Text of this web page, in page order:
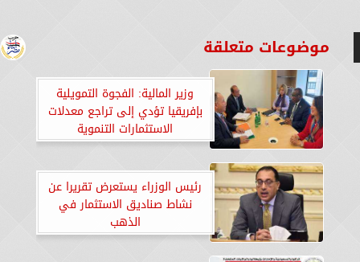
موضوعات متعلقة
وزير المالية: الفجوة التمويلية
بإفريقيا تؤدي إلى تراجع معدلات
الاستثمارات التنموية
رئيس الوزراء يستعرض تقريرا عن
نشاط صناديق الاستثمار في
الذهب